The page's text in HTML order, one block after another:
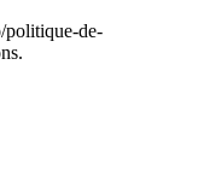
politique-de-